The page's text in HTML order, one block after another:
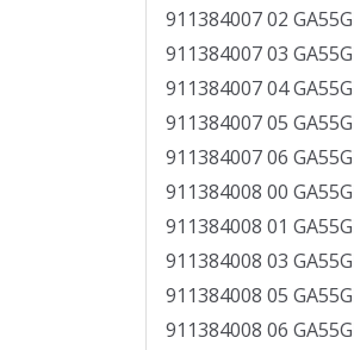
911384007 02
911384007 03
911384007 04
911384007 05
911384007 06
911384008 00
911384008 01
911384008 03
911384008 05
911384008 06